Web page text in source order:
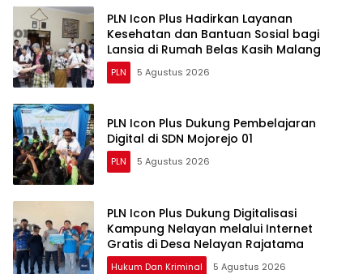
PLN Icon Plus Hadirkan Layanan
Kesehatan dan Bantuan Sosial bagi
Lansia di Rumah Belas Kasih Malang
PLN 5 Agustus 2026
PLN Icon Plus Dukung Pembelajaran
Digital di SDN Mojorejo 01
PLN 5 Agustus 2026
PLN Icon Plus Dukung Digitalisasi
Kampung Nelayan melalui Internet
Gratis di Desa Nelayan Rajatama
Hukum Dan Kriminal 5 Agustus 2026